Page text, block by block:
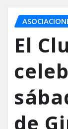
El
de